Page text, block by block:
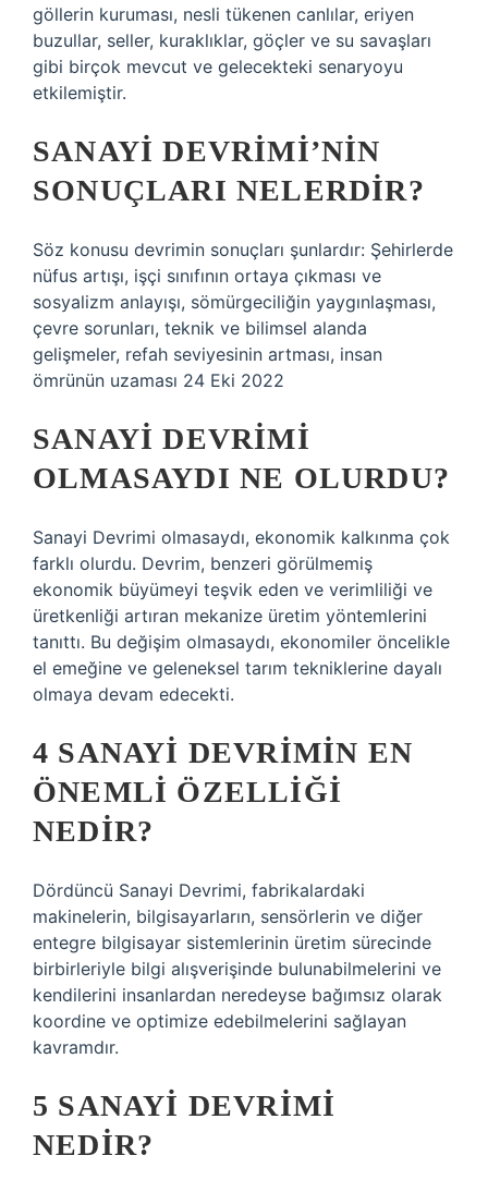
göllerin kuruması, nesli tükenen canlılar, eriyen
buzullar, seller, kuraklıklar, göçler ve su savaşları
gibi birçok mevcut ve gelecekteki senaryoyu
etkilemiştir.
SANAYI DEVRIMI’NIN
SONUÇLARI NELERDIR?
Söz konusu devrimin sonuçları şunlardır: Şehirlerde
nüfus artışı, işçi sınıfının ortaya çıkması ve
sosyalizm anlayışı, sömürgeciliğin yaygınlaşması,
çevre sorunları, teknik ve bilimsel alanda
gelişmeler, refah seviyesinin artması, insan
ömrünün uzaması 24 Eki 2022
SANAYI DEVRIMI
OLMASAYDI NE OLURDU?
Sanayi Devrimi olmasaydı, ekonomik kalkınma çok
farklı olurdu. Devrim, benzeri görülmemiş
ekonomik büyümeyi teşvik eden ve verimliliği ve
üretkenliği artıran mekanize üretim yöntemlerini
tanıttı. Bu değişim olmasaydı, ekonomiler öncelikle
el emeğine ve geleneksel tarım tekniklerine dayalı
olmaya devam edecekti.
4 SANAYI DEVRIMIN EN
ÖNEMLI ÖZELLIĞI
NEDIR?
Dördüncü Sanayi Devrimi, fabrikalardaki
makinelerin, bilgisayarların, sensörlerin ve diğer
entegre bilgisayar sistemlerinin üretim sürecinde
birbirleriyle bilgi alışverişinde bulunabilmelerini ve
kendilerini insanlardan neredeyse bağımsız olarak
koordine ve optimize edebilmelerini sağlayan
kavramdır.
5 SANAYI DEVRIMI
NEDIR?